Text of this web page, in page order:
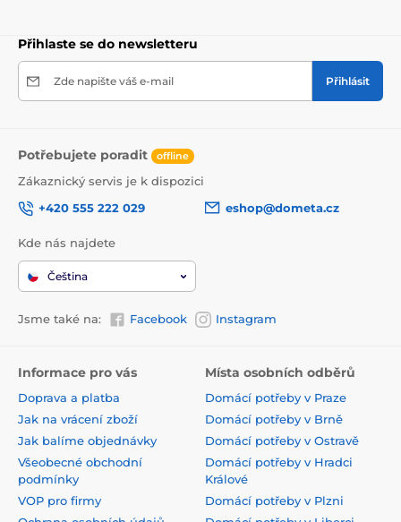
Přihlaste se do newsletteru
Zde napište váš e-mail Přihlásit
Potřebujete poradit offline
Zákaznický servis je k dispozici
+420 555 222 029
eshop@dometa.cz
Kde nás najdete
Čeština
Jsme také na: Facebook Instagram
Informace pro vás
Doprava a platba
Jak na vrácení zboží
Jak balíme objednávky
Všeobecné obchodní
podmínky
VOP pro firmy
Místa osobních odběrů
Domácí potřeby v Praze
Domácí potřeby v Brně
Domácí potřeby v Ostravě
Domácí potřeby v Hradci
Králové
Domácí potřeby v Plzni